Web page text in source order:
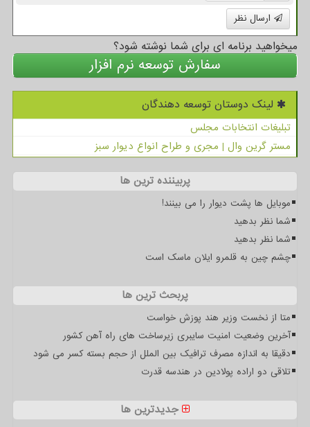
ارسال نظر
میخواهید برنامه ای برای شما نوشته شود؟
سفارش توسعه نرم افزار
لینک دوستان توسعه دهندگان
تبلیغات انتخابات مجلس
مستر گرین وال | مجری و طراح انواع دیوار سبز
پربیننده ترین ها
موبایل ها پشت دیوار را می بینند!
شما نظر بدهید
شما نظر بدهید
چشم چین به قلمرو ایلان ماسک است
پربحث ترین ها
متا از نخست وزیر هند پوزش خواست
آخرین وضعیت امنیت سایبری زیرساخت های راه آهن کشور
دقیقا به اندازه مصرف ترافیک بین الملل از حجم بسته کسر می شود
تلاقی دو اراده پولادین در هندسه قدرت
جدیدترین ها